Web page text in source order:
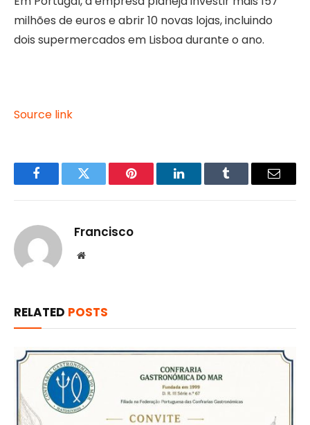
milhões de euros e abrir 10 novas lojas, incluindo
dois supermercados em Lisboa durante o ano.
Source link
FacebookTwitter Pinterest LinkedInTumblr Email
Francisco
Website
RELATED POSTS